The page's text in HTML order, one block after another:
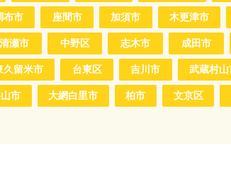
布市 座間市 加須市 木更津市
清瀬市 中野区 志木市 成田市
久留米市 台東区 吉川市 武蔵村山
市 大網白里市 柏市 文京区